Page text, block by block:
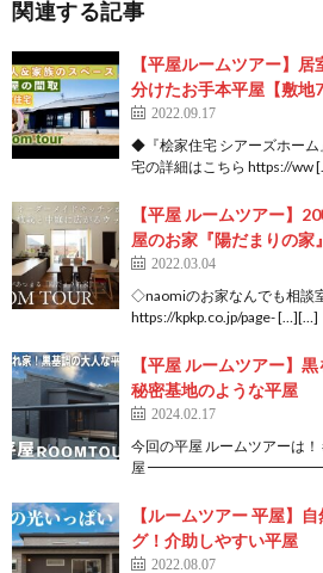
関連する記事
【平屋ルームツアー】
分けたお手本平屋【敷地
2022.09.17
◆『桧家住宅 シアーズホー
宅の詳細はこちら https://ww
【平屋 ルームツアー】
屋のお家『陽だまりの家
2022.03.04
◇naomiのお家なんでも相談
https://kpkp.co.jp/page- […][…]
【平屋 ルームツアー】
秘密基地のような平屋
2024.02.17
今回の平屋 ルームツアーは
屋
【ルームツアー 平屋】
グ！介助しやすい平屋
2022.08.07